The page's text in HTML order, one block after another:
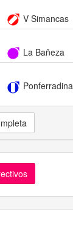
V Simancas
La Bañeza